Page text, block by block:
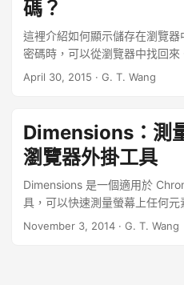
碼？
這裡介紹如何顯示儲存在瀏覽
密碼時，可以從瀏覽器中找回
存密碼的功能，由於這個功能實
是什麼，當換一台電腦時就無法
雖然密碼會自動填入，但是卻
後只好重設密碼，浪費許多時間
April 30, 2015 · G. T. Wang
Dimensions：測
瀏覽器外掛工具
Dimensions 是一個適用於
具，可以快速測量螢幕上任何
潔又方便。 在設計網頁時，時
一下 Dimensions 這個小工具
November 3, 2014 · G. T. Wang